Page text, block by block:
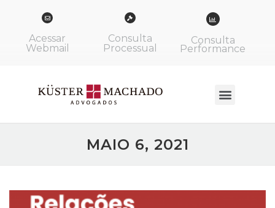
Acessar
Webmail
Consulta
Processual
Consulta
Performance
MAIO 6, 2021